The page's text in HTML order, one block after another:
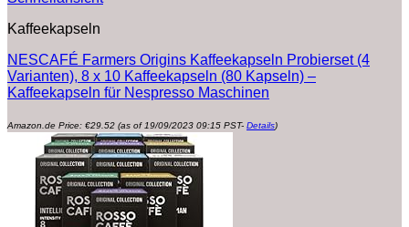
Kaffeekapseln
NESCAFÉ Farmers Origins Kaffeekapseln Probierset (4
Varianten), 8 x 10 Kaffeekapseln (80 Kapseln) –
Kaffeekapseln für Nespresso Maschinen
Amazon.de Price: €29.52 (as of 19/09/2023 09:15 PST- Details)